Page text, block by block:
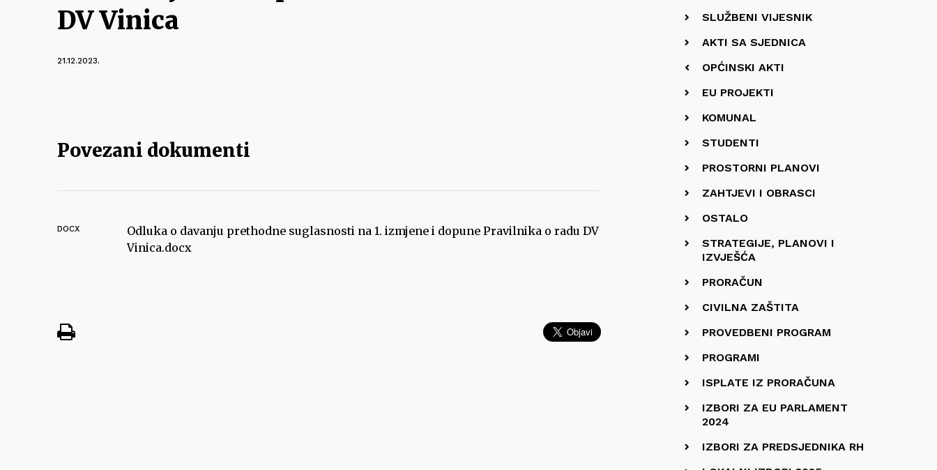
DV Vinica
21.12.2023.
Povezani dokumenti
DOCX
Odluka o davanju prethodne suglasnosti na 1. izmjene i dopune Pravilnika o radu DV
Vinica.docx
SLUŽBENI VIJESNIK
AKTI SA SJEDNICA
OPĆINSKI AKTI
EU PROJEKTI
KOMUNAL
STUDENTI
PROSTORNI PLANOVI
ZAHTJEVI I OBRASCI
OSTALO
STRATEGIJE, PLANOVI I
IZVJEŠĆA
PRORAČUN
CIVILNA ZAŠTITA
PROVEDBENI PROGRAM
PROGRAMI
ISPLATE IZ PRORAČUNA
IZBORI ZA EU PARLAMENT
2024
IZBORI ZA PREDSJEDNIKA RH